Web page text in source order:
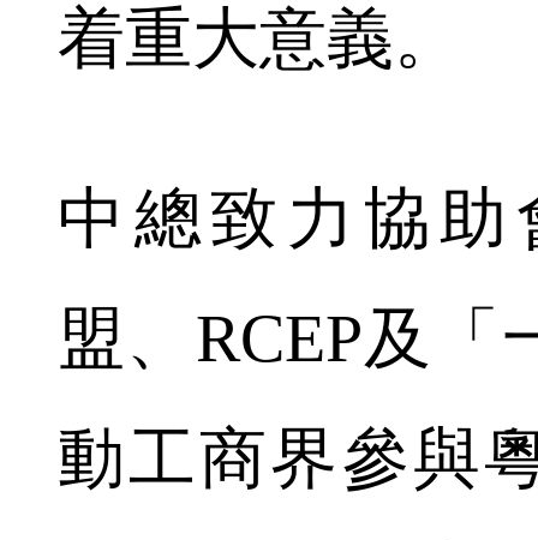
着重大意義。
中總致力協
盟、RCEP及
動工商界參與